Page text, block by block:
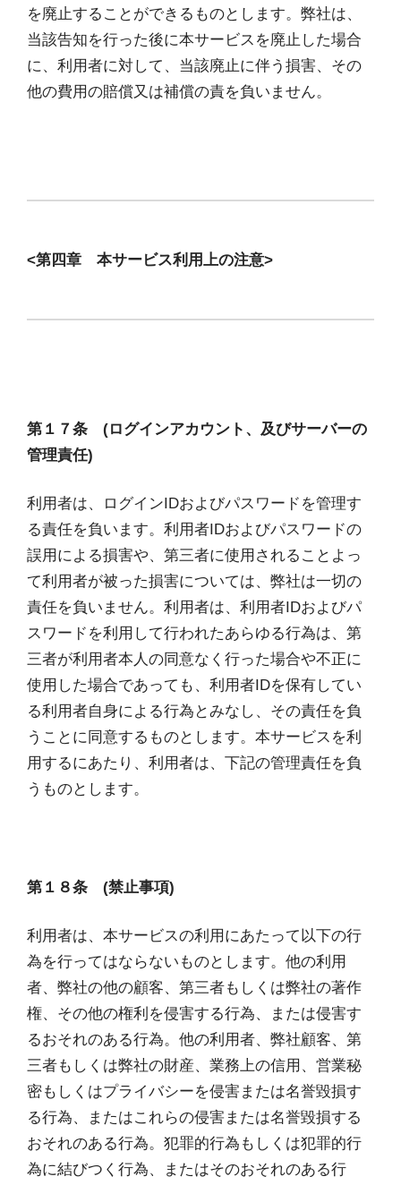
を廃止することができるものとします。弊社は、
当該告知を行った後に本サービスを廃止した場合
に、利用者に対して、当該廃止に伴う損害、その
他の費用の賠償又は補償の責を負いません。
<第四章 本サービス利用上の注意>
第１７条 (ログインアカウント、及びサーバーの
管理責任)
利用者は、ログインIDおよびパスワードを管理す
る責任を負います。利用者IDおよびパスワードの
誤用による損害や、第三者に使用されることよっ
て利用者が被った損害については、弊社は一切の
責任を負いません。利用者は、利用者IDおよびパ
スワードを利用して行われたあらゆる行為は、第
三者が利用者本人の同意なく行った場合や不正に
使用した場合であっても、利用者IDを保有してい
る利用者自身による行為とみなし、その責任を負
うことに同意するものとします。本サービスを利
用するにあたり、利用者は、下記の管理責任を負
うものとします。
第１８条 (禁止事項)
利用者は、本サービスの利用にあたって以下の行
為を行ってはならないものとします。他の利用
者、弊社の他の顧客、第三者もしくは弊社の著作
権、その他の権利を侵害する行為、または侵害す
るおそれのある行為。他の利用者、弊社顧客、第
三者もしくは弊社の財産、業務上の信用、営業秘
密もしくはプライバシーを侵害または名誉毀損す
る行為、またはこれらの侵害または名誉毀損する
おそれのある行為。犯罪的行為もしくは犯罪的行
為に結びつく行為、またはそのおそれのある行